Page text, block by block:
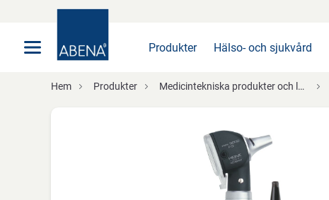
Produkter Hälso- och sjukvård
Hem Produkter Medicintekniska produkter och läkemedelshantering